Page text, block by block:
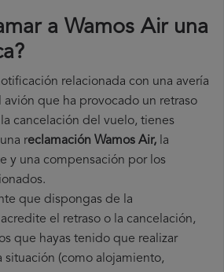
a Wamos Air una
?
relacionada con una avería
que ha provocado un retraso
cancelación del vuelo, tienes
reclamación Wamos Air, la
y una compensación por los
que dispongas de la
el retraso o la cancelación,
que hayas tenido que realizar
situación (como alojamiento,